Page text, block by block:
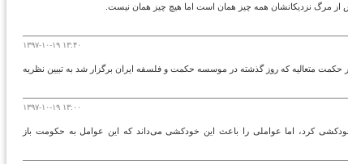
مرگ نزدیکانشان همه چیز همان است اما هیچ چیز همان نیست.
۱۳۹۷-۱۰-۱۹ ۱۳:۴۰
متعالیه که روز گذشته در موسسه حکمت و فلسفه ایران برگزار شد به تبیین نظریه
۱۳۹۷-۱۰-۱۹ ۱۳:۰۰
کرد، اما عواملی را باعث این خودکشی می‌داند که این عوامل به حکومت باز